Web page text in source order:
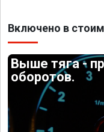
Включено в
Выше тяга -
оборотов.